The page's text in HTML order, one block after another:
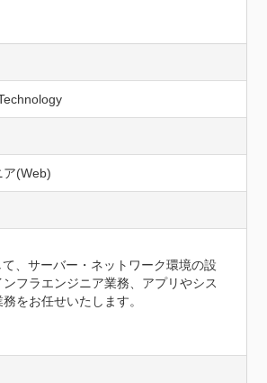
ア(Web)
、サーバー・ネットワーク環境の設
フラエンジニア業務、アプリやシス
をお任せいたします。